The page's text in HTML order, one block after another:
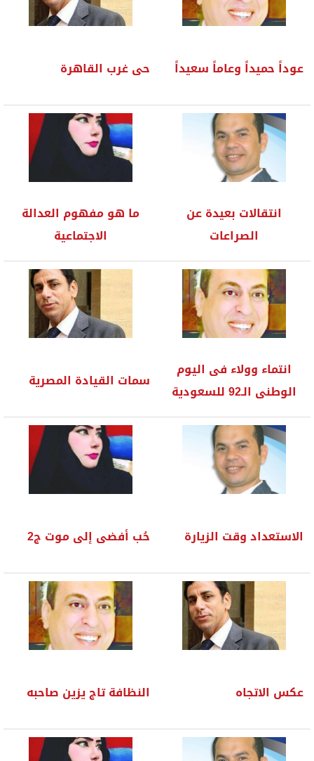
عوداً حميداً وعاماً سعيداً حى غرب القاهرة
انتقالات بعيدة عن
الصراعات
ما هو مفهوم العدالة
الاجتماعية
انتماء وولاء فى اليوم
الوطنى الـ92 للسعودية
سمات القيادة المصرية
الاستعداد وقت الزيارة حُب أفضى إلى موت ج2
عكس الاتجاه النظافة تاج يزين صاحبه